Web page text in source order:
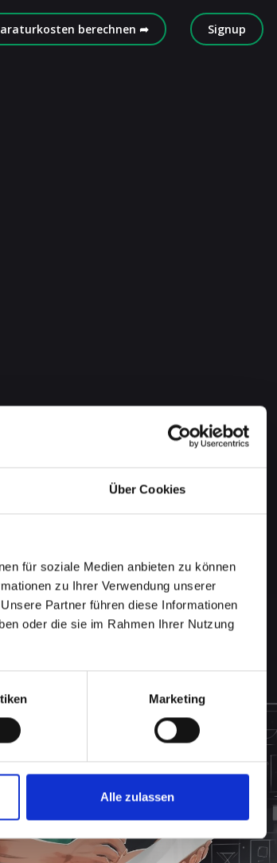
Über Cookies
für soziale Medien anbieten zu können
zu Ihrer Verwendung unserer
Partner führen diese Informationen
oder die sie im Rahmen Ihrer Nutzung
Marketing
Alle zulassen
berechnen ➦ Signup